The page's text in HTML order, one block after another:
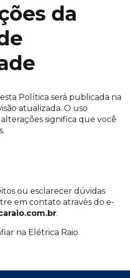
da
Política será publicada na
atualizada. O uso
significa que você
ou esclarecer dúvidas
em contato através do e-
.
na Elétrica Raio.